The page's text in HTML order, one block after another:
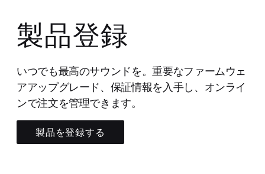
製品登録
いつでも最高のサウンドを。重要なファームウェ
アアップグレード、保証情報を入手し、オンライ
ンで注文を管理できます。
製品を登録する